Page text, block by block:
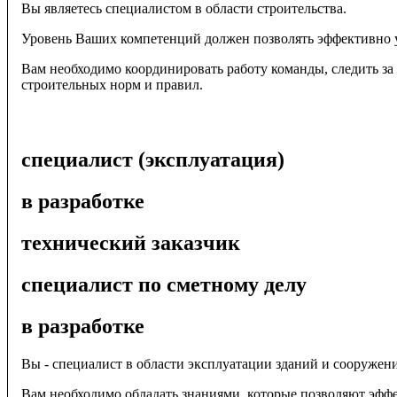
Курсы обучения в системе "УМный конструктор"
записи круглых столов и семинаров, презентации,
Кроме того, система "УМный конструктор" предоставляет
По окончании курса обучения в системе "УМный
переподготовке, подтверждающего Ваше
Вы являетесь специалистом в области строительства.
Уровень Ваших компетенций должен позволять эффективно
Вам необходимо координировать работу команды, следить
строительных норм и правил.
специалист (эксплуатация)
в разработке
технический заказчик
специалист по сметному делу
в разработке
Вы - специалист в области эксплуатации зданий и
Вам необходимо обладать знаниями, которые позволяют